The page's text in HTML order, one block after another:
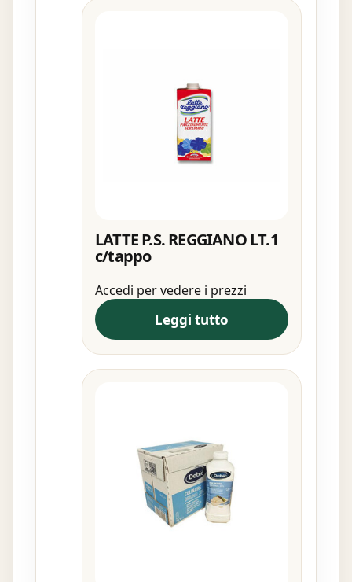
LATTE P.S. REGGIANO LT.1
c/tappo
Accedi per vedere i prezzi
Leggi tutto